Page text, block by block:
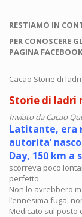
RESTIAMO IN
PER CONOSCERE
PAGINA FACEBOOK
Cacao Storie di ladri
Storie di ladri
Inviato daCacao
Latitante, era
autorita’
Day, 150 km a
scorreva poco
perfetto.
Non lo avrebbero
l’ennesima fuga,
Medicato sul posto